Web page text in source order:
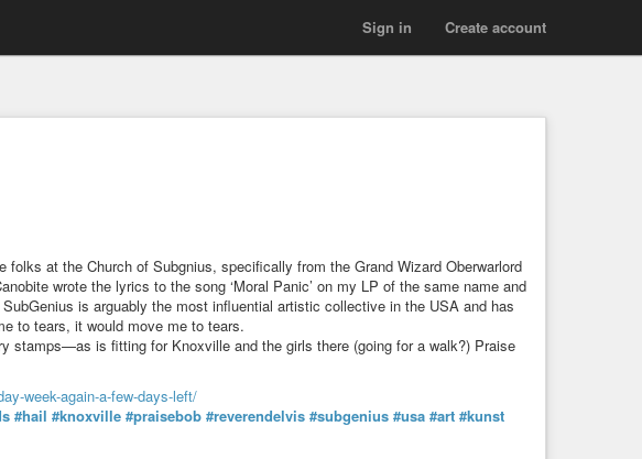
Create account
Sign in
folks at the Church of Subgnius, specifically from the Grand Wizard Oberwarlord
wrote the lyrics to the song ‘Moral Panic’ on my LP of the same name and
is arguably the most influential artistic collective in the USA and has
to tears, it would move me to tears.
stamps—as is fitting for Knoxville and the girls there (going for a walk?) Praise
week-again-a-few-days-left/
#hail #knoxville #praisebob #reverendelvis #subgenius #usa #art #kunst